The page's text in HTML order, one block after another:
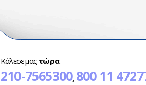
Κάλεσε μας τώρα:
210-7565300, 800 11